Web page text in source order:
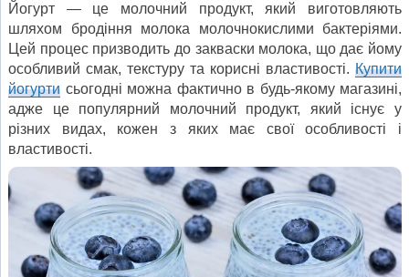
Йогурт — це молочний продукт, який виготовляють
шляхом бродіння молока молочнокислими бактеріями.
Цей процес призводить до закваски молока, що дає йому
особливий смак, текстуру та корисні властивості. Купити
йогурти сьогодні можна фактично в будь-якому магазині,
адже це популярний молочний продукт, який існує у
різних видах, кожен з яких має свої особливості і
властивості.